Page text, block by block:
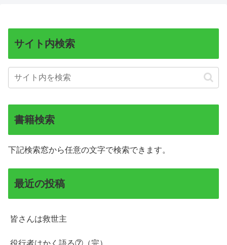
サイト内検索
書籍検索
下記検索窓から任意の文字で検索できます。
最近の投稿
皆さんは救世主